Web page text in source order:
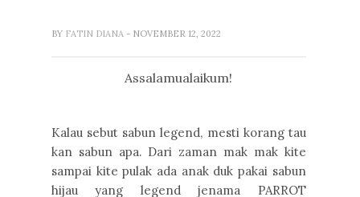
BY FATIN DIANA - NOVEMBER 12, 2022
Assalamualaikum!
Kalau sebut sabun legend, mesti korang tau
kan sabun apa. Dari zaman mak mak kite
sampai kite pulak ada anak duk pakai sabun
hijau yang legend jenama PARROT